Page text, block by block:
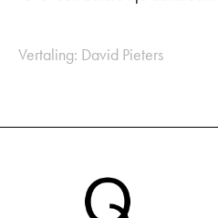
Vertaling: David Pieters